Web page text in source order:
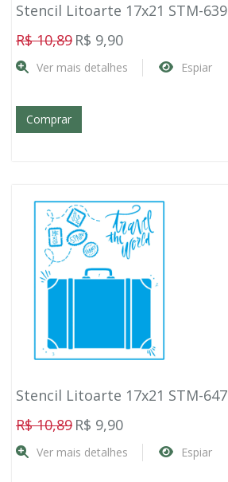
Stencil Litoarte 17x21 STM-639
R$ 10,89 R$ 9,90
Ver mais detalhes Espiar
Comprar
Stencil Litoarte 17x21 STM-647
R$ 10,89 R$ 9,90
Ver mais detalhes Espiar